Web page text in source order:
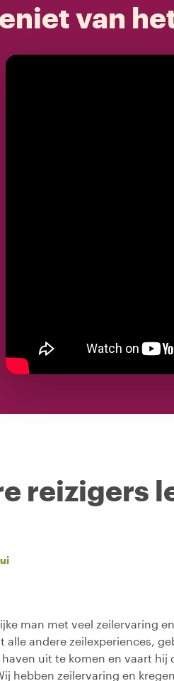
van
reizigers
man met veel zeilervaring
alle andere zeilexperiences,
uit te komen en vaart hij
hebben zeilervaring en